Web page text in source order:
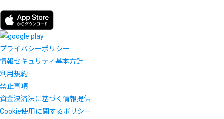
プライバシーポリシー
情報セキュリティ基本方針
利用規約
禁止事項
資金決済法に基づく情報提供
Cookie使用に関するポリシー